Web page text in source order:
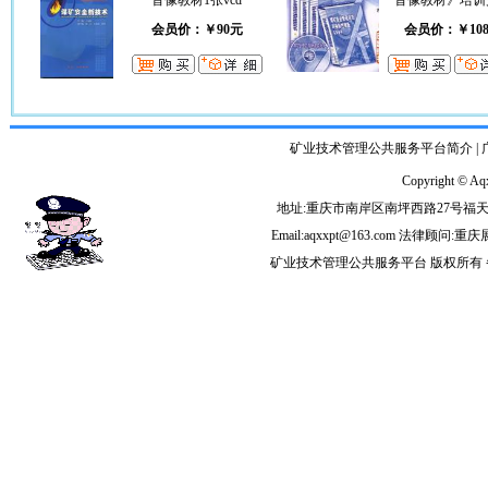
会员价：￥90元
会员价：￥
矿业技术管理公共服务平台简介
Copyright ©
地址:重庆市南岸区南坪西路27号福
Email:aqxxpt@163.com 法律顾问:重
矿业技术管理公共服务平台 版权所有